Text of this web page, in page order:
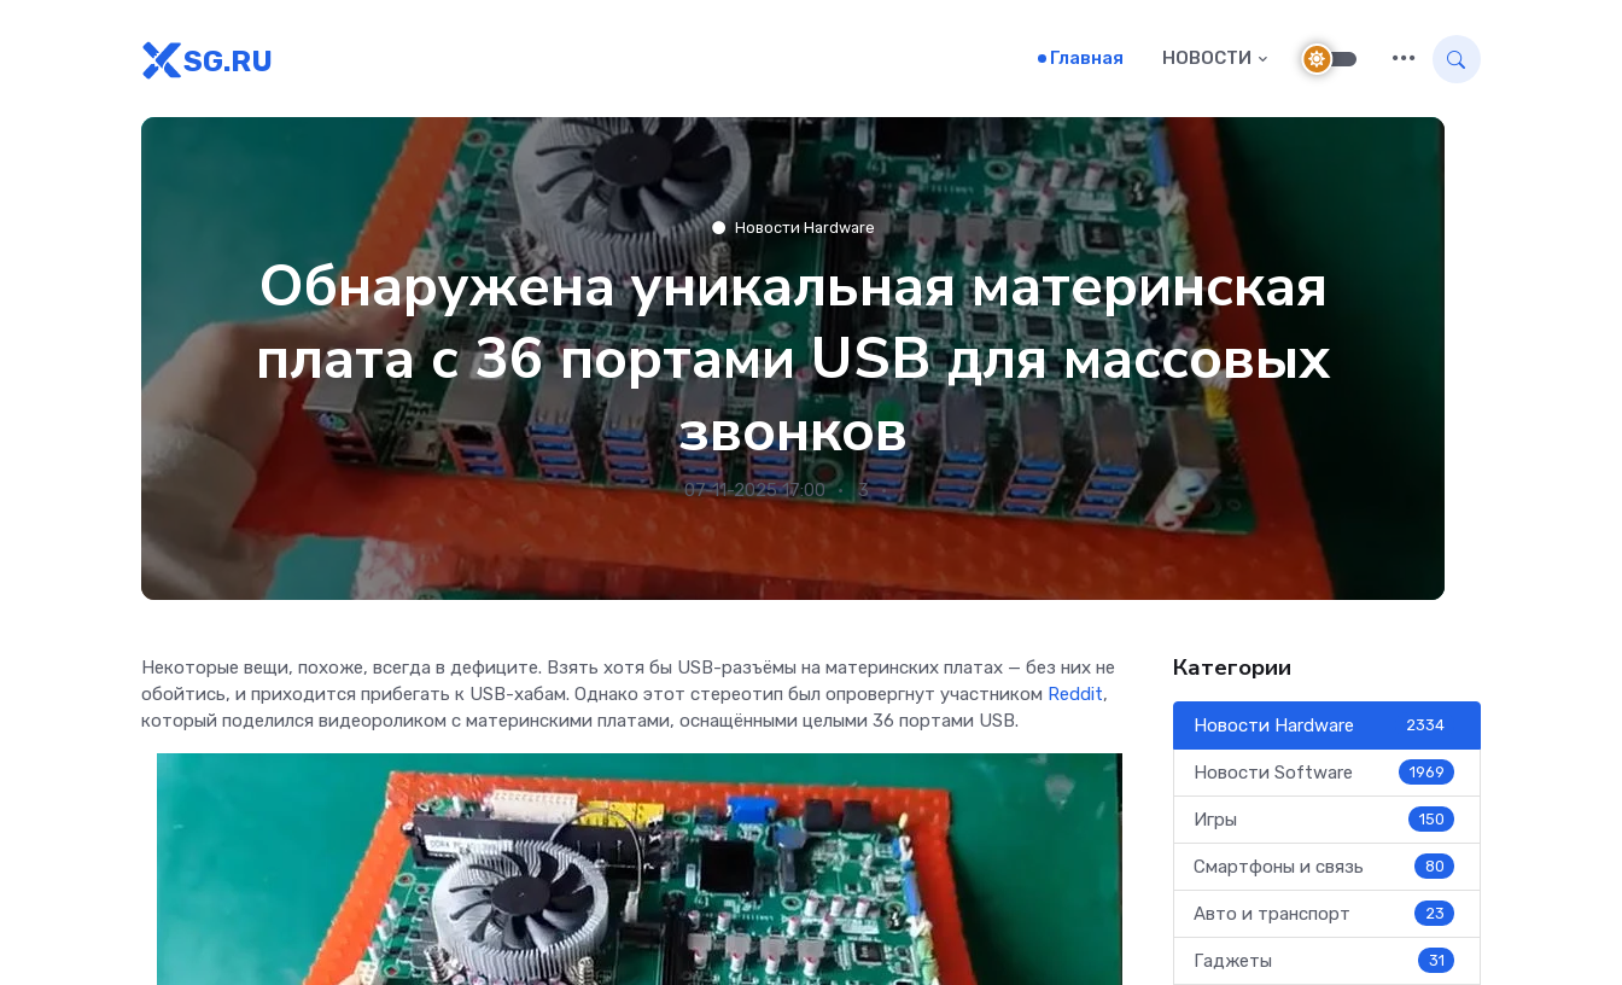
SG.RU Главная НОВОСТИ
Новости Hardware
Обнаружена уникальная материнская
плата с 36 портами USB для массовых
звонков
07-11-2025 17:00 3
Некоторые вещи, похоже, всегда в дефиците. Взять хотя бы USB-разъёмы на материнских платах — без них не
обойтись, и приходится прибегать к USB-хабам. Однако этот стереотип был опровергнут участником Reddit,
который поделился видеороликом с материнскими платами, оснащёнными целыми 36 портами USB.
Категории
Новости Hardware 2334
Новости Software 1969
Игры 150
Смартфоны и связь 80
Авто и транспорт 23
Гаджеты 31